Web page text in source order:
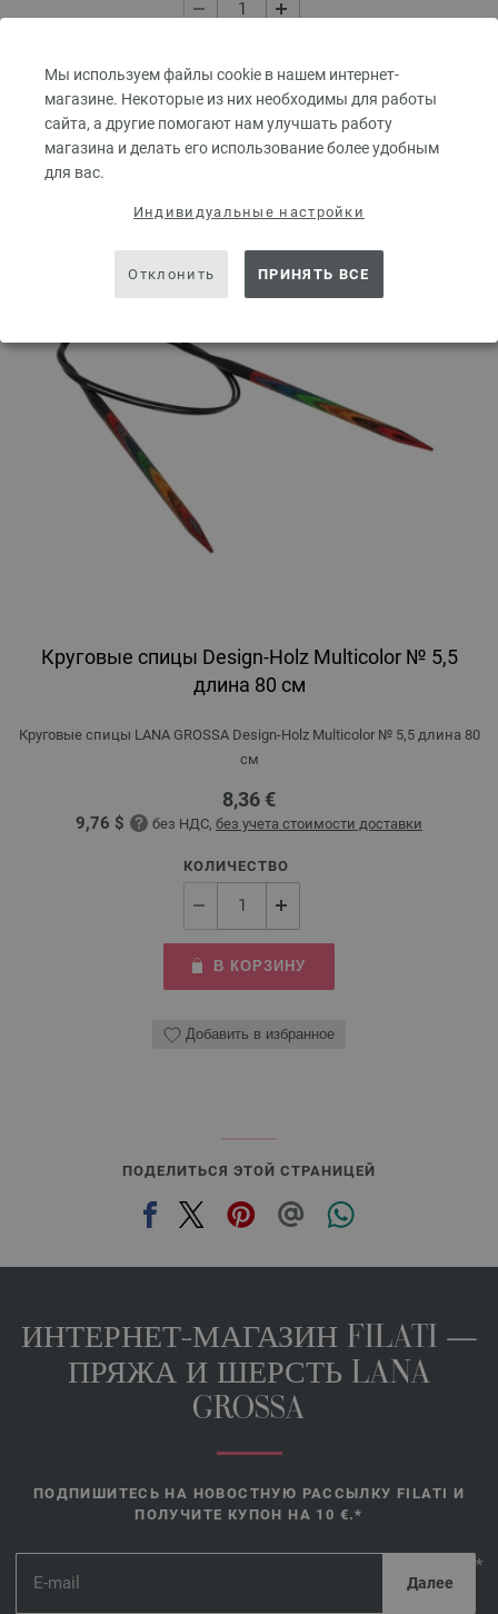
Мы используем файлы cookie в нашем интернет-
магазине. Некоторые из них необходимы для работы
сайта, а другие помогают нам улучшать работу
магазина и делать его использование более удобным
для вас.
Индивидуальные настройки
Отклонить ПРИНЯТЬ ВСЕ
В КОРЗИНУ
Добавить в избранное
Круговые спицы Design-Holz Multicolor № 5,5
длина 80 см
Круговые спицы LANA GROSSA Design-Holz Multicolor № 5,5 длина 80
см
8,36 €
9,76 $ без НДС, без учета стоимости доставки
КОЛИЧЕСТВО
В КОРЗИНУ
Добавить в избранное
ПОДЕЛИТЬСЯ ЭТОЙ СТРАНИЦЕЙ
ИНТЕРНЕТ-МАГАЗИН FILATI —
ПРЯЖА И ШЕРСТЬ LANA
GROSSA
ПОДПИШИТЕСЬ НА НОВОСТНУЮ РАССЫЛКУ FILATI И
ПОЛУЧИТЕ КУПОН НА 10 €.*
*